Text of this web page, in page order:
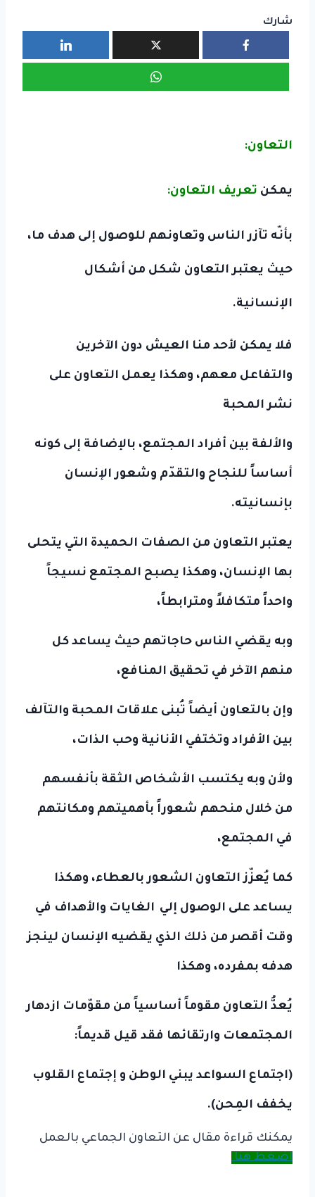
شارك
التعاون:
يمكن تعريف التعاون:
بأنّه تآزر الناس وتعاونهم للوصول إلى هدف ما،
حيث يعتبر التعاون شكل من أشكال
الإنسانية.
فلا يمكن لأحد منا العيش دون الآخرين
والتفاعل معهم، وهكذا يعمل التعاون على
نشر المحبة
والألفة بين أفراد المجتمع، بالإضافة إلى كونه
أساساً للنجاح والتقدّم وشعور الإنسان
بإنسانيته.
يعتبر التعاون من الصفات الحميدة التي يتحلى
بها الإنسان، وهكذا يصبح المجتمع نسيجاً
واحداً متكافلاً ومترابطاً،
وبه يقضي الناس حاجاتهم حيث يساعد كل
منهم الآخر في تحقيق المنافع،
وإن بالتعاون أيضاً تُبنى علاقات المحبة والتآلف
بين الأفراد وتختفي الأنانية وحب الذات،
ولأن وبه يكتسب الأشخاص الثقة بأنفسهم
من خلال منحهم شعوراً بأهميتهم ومكانتهم
في المجتمع،
كما يُعزّز التعاون الشعور بالعطاء، وهكذا
يساعد على الوصول إلي الغايات والأهداف في
وقت أقصر من ذلك الذي يقضيه الإنسان لينجز
هدفه بمفرده، وهكذا
يُعدُّ التعاون مقوماً أساسياً من مقوّمات ازدهار
المجتمعات وارتقائها فقد قيل قديماً:
(اجتماع السواعد يبني الوطن و إجتماع القلوب
يخفف المِحن).
يمكنك قراءة مقال عن التعاون الجماعي بالعمل
اضغط هنا